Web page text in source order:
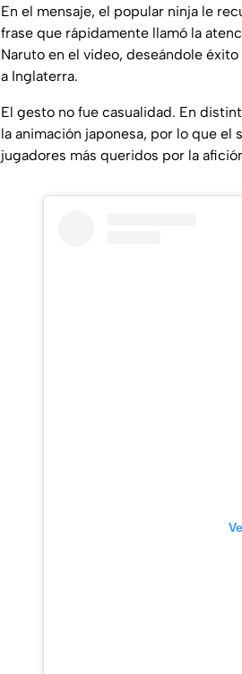
En el mensaje, el popular ninja le
frase que rápidamente llamó la
Naruto en el video, deseándole éxito
a Inglaterra.
El gesto no fue casualidad. En
la animación japonesa, por lo que
jugadores más queridos por la